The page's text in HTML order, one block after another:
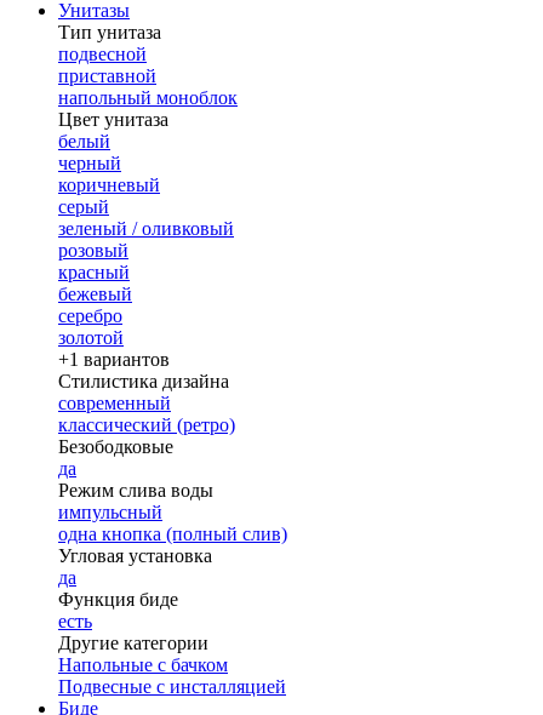
Унитазы
Тип унитаза
подвесной
приставной
напольный моноблок
Цвет унитаза
белый
черный
коричневый
серый
зеленый / оливковый
розовый
красный
бежевый
серебро
золотой
+1 вариантов
Стилистика дизайна
современный
классический (ретро)
Безободковые
да
Режим слива воды
импульсный
одна кнопка (полный слив)
Угловая установка
да
Функция биде
есть
Другие категории
Напольные с бачком
Подвесные с инсталляцией
Биде